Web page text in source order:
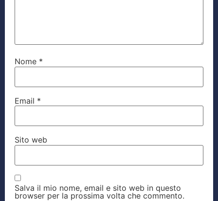
Nome *
Email *
Sito web
Salva il mio nome, email e sito web in questo
browser per la prossima volta che commento.